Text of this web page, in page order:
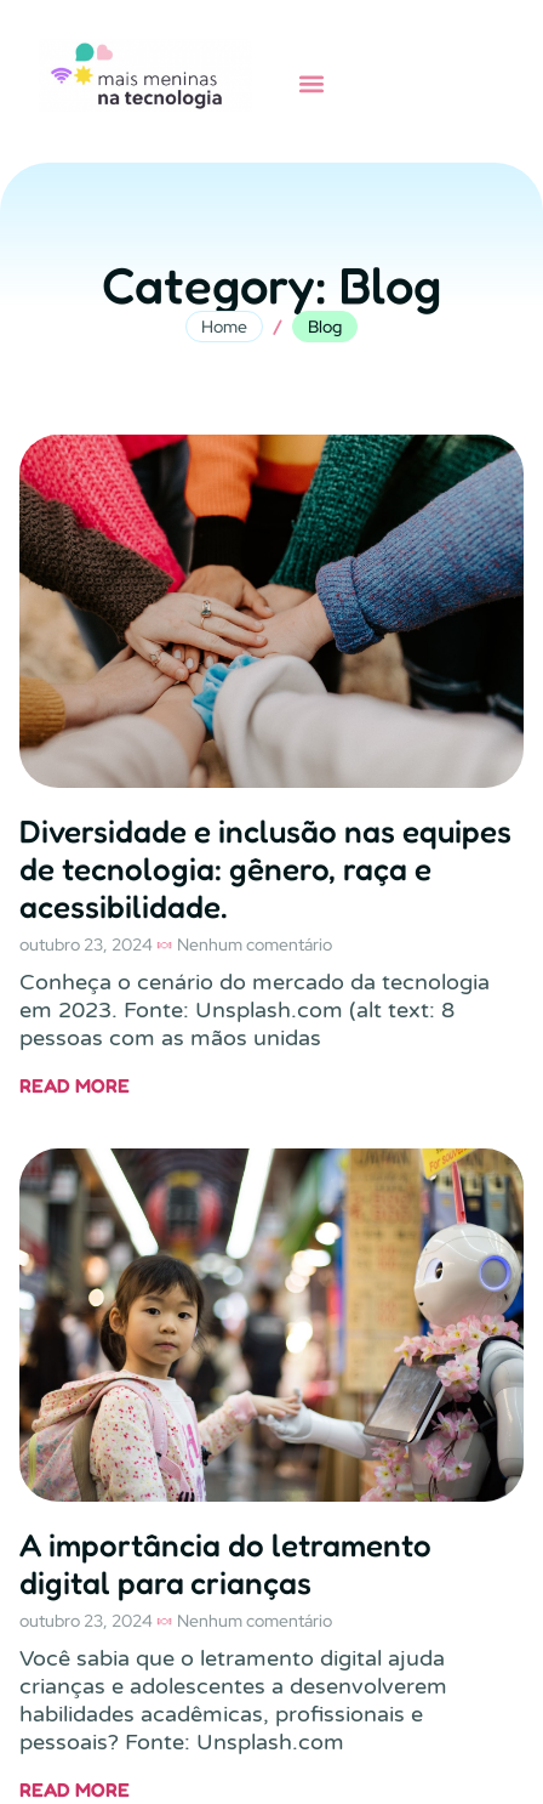
Category: Blog
Home / Blog
Diversidade e inclusão nas equipes
de tecnologia: gênero, raça e
acessibilidade.
outubro 23, 2024 Nenhum comentário
Conheça o cenário do mercado da tecnologia
em 2023. Fonte: Unsplash.com (alt text: 8
pessoas com as mãos unidas
READ MORE
A importância do letramento
digital para crianças
outubro 23, 2024 Nenhum comentário
Você sabia que o letramento digital ajuda
crianças e adolescentes a desenvolverem
habilidades acadêmicas, profissionais e
pessoais? Fonte: Unsplash.com
READ MORE